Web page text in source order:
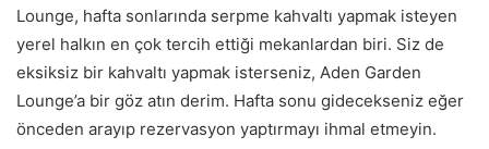
Lounge, hafta sonlarında serpme kahvaltı yapmak isteyen
yerel halkın en çok tercih ettiği mekanlardan biri. Siz de
eksiksiz bir kahvaltı yapmak isterseniz, Aden Garden
Lounge’a bir göz atın derim. Hafta sonu gidecekseniz eğer
önceden arayıp rezervasyon yaptırmayı ihmal etmeyin.